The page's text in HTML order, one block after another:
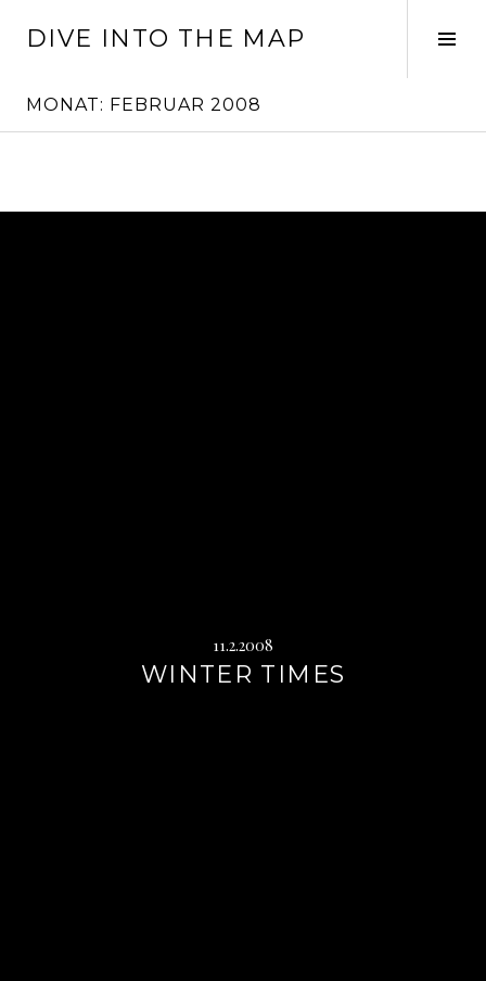
zumDIVE INTO THE MAP
MONAT: FEBRUAR 2008
11.2.2008
WINTER TIMES